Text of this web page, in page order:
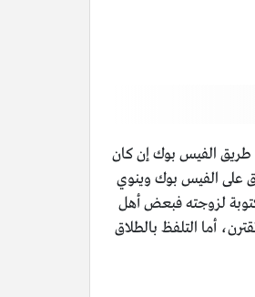
طريق الفيس بوك إن كان
على الفيس بوك وينوي
لزوجته فبعض أهل
أما التلفظ بالطلاق